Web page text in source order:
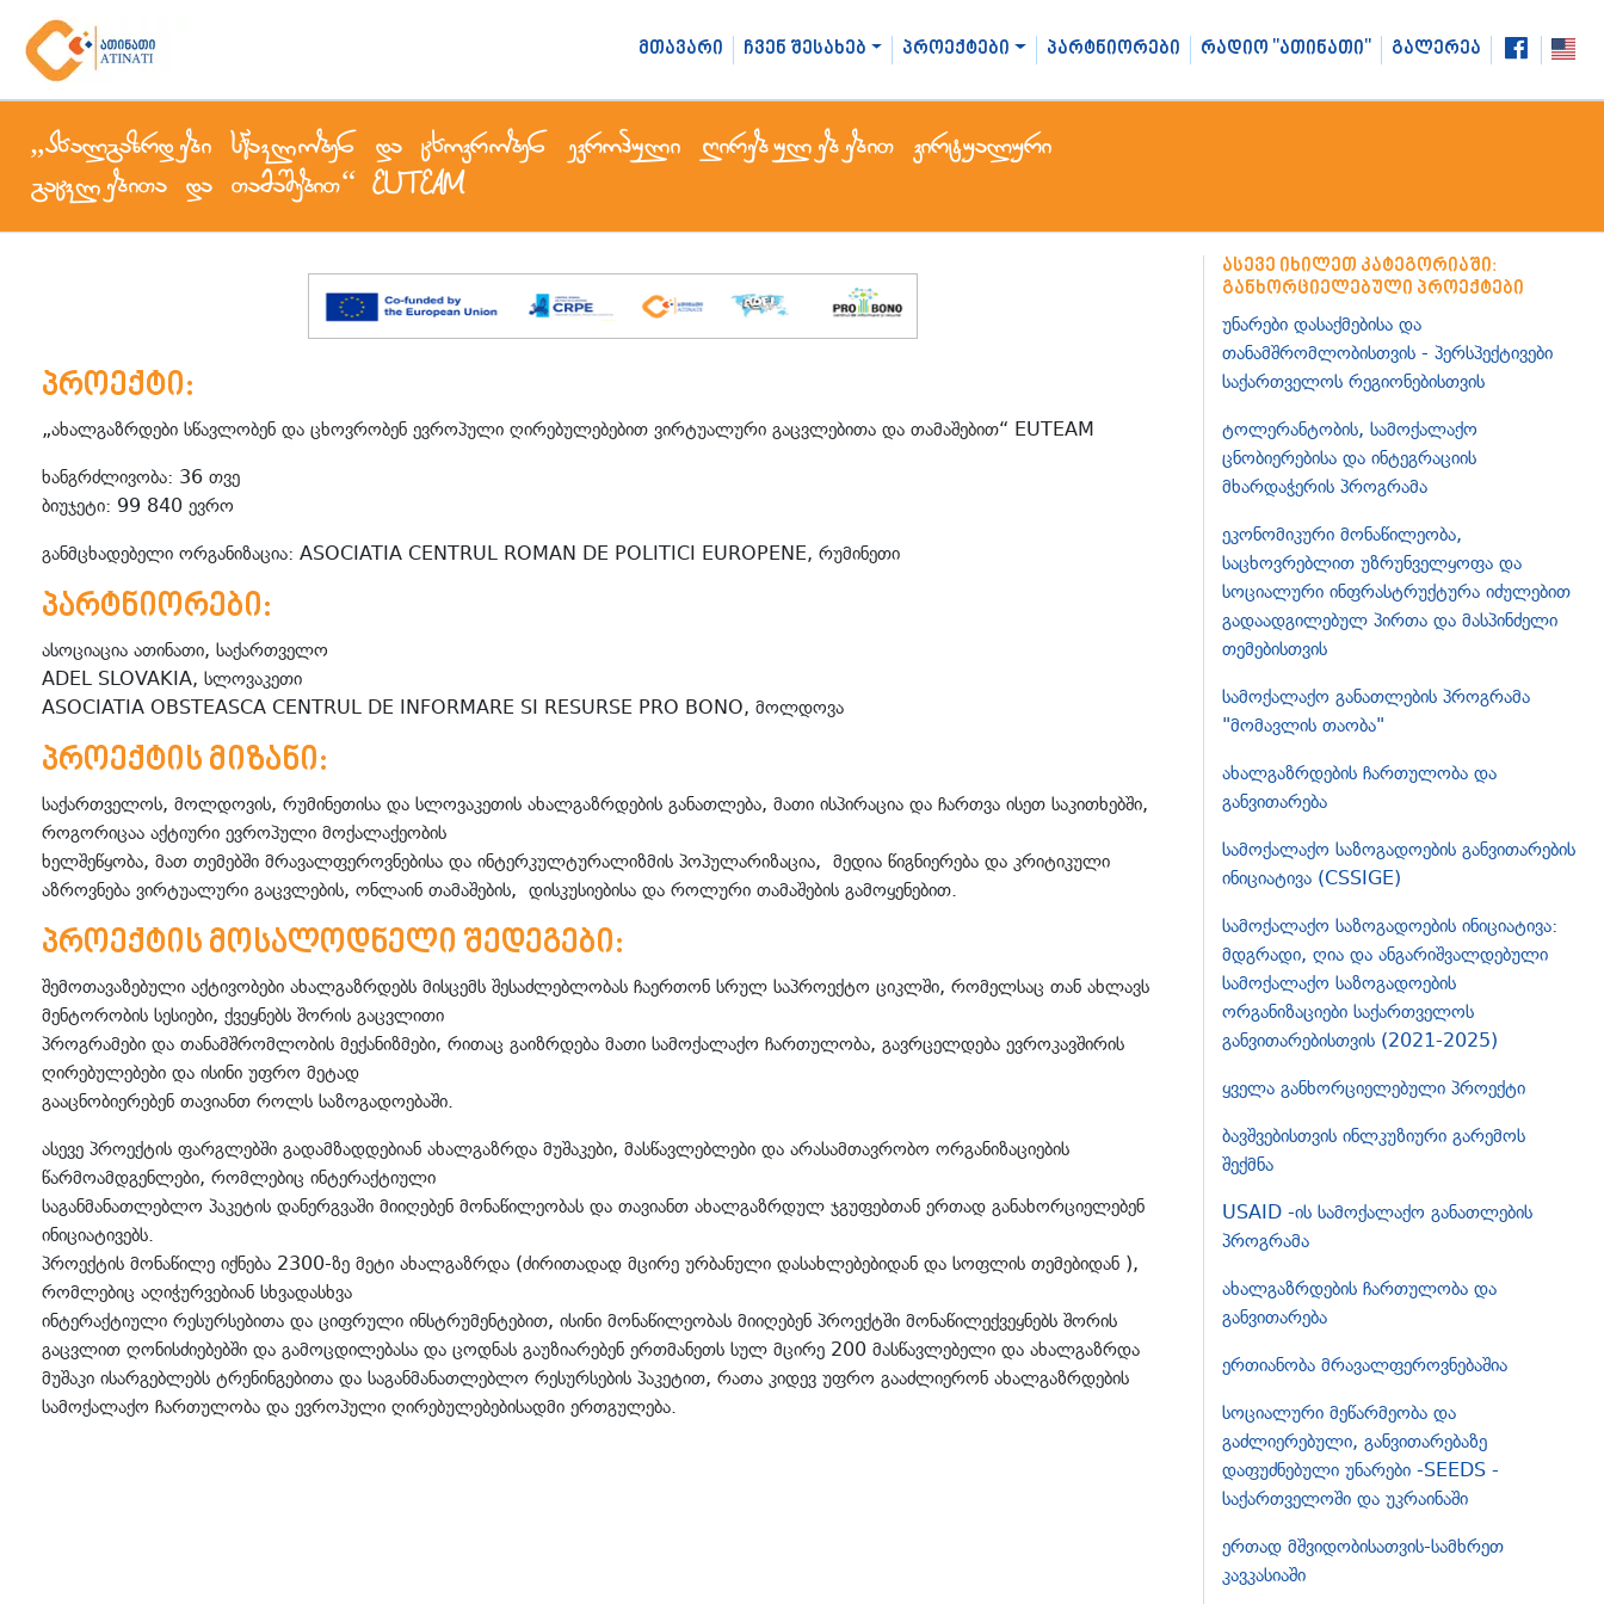
მთავარი ჩვენ შესახებ პროექტები პარტნიორები რადიო "ათინათი" გალერეა
„ახალგაზრდები სწავლობენ და ცხოვრობენ ევროპული ღირებულებებით ვირტუალური
გაცვლებითა და თამაშებით“ EUTEAM
პროექტი:
„ახალგაზრდები სწავლობენ და ცხოვრობენ ევროპული ღირებულებებით ვირტუალური გაცვლებითა და თამაშებით“ EUTEAM
ხანგრძლივობა: 36 თვე
ბიუჯეტი: 99 840 ევრო
განმცხადებელი ორგანიზაცია: ASOCIATIA CENTRUL ROMAN DE POLITICI EUROPENE, რუმინეთი
პარტნიორები:
ასოციაცია ათინათი, საქართველო
ADEL SLOVAKIA, სლოვაკეთი
ASOCIATIA OBSTEASCA CENTRUL DE INFORMARE SI RESURSE PRO BONO, მოლდოვა
პროექტის მიზანი:
საქართველოს, მოლდოვის, რუმინეთისა და სლოვაკეთის ახალგაზრდების განათლება, მათი ისპირაცია და ჩართვა ისეთ საკითხებში,
როგორიცაა აქტიური ევროპული მოქალაქეობის
ხელშეწყობა, მათ თემებში მრავალფეროვნებისა და ინტერკულტურალიზმის პოპულარიზაცია, მედია წიგნიერება და კრიტიკული
აზროვნება ვირტუალური გაცვლების, ონლაინ თამაშების, დისკუსიებისა და როლური თამაშების გამოყენებით.
პროექტის მოსალოდნელი შედეგები:
შემოთავაზებული აქტივობები ახალგაზრდებს მისცემს შესაძლებლობას ჩაერთონ სრულ საპროექტო ციკლში, რომელსაც თან ახლავს
მენტორობის სესიები, ქვეყნებს შორის გაცვლითი
პროგრამები და თანამშრომლობის მექანიზმები, რითაც გაიზრდება მათი სამოქალაქო ჩართულობა, გავრცელდება ევროკავშირის
ღირებულებები და ისინი უფრო მეტად
გააცნობიერებენ თავიანთ როლს საზოგადოებაში.
ასევე პროექტის ფარგლებში გადამზადდებიან ახალგაზრდა მუშაკები, მასწავლებლები და არასამთავრობო ორგანიზაციების
წარმოამდგენლები, რომლებიც ინტერაქტიული
საგანმანათლებლო პაკეტის დანერგვაში მიიღებენ მონაწილეობას და თავიანთ ახალგაზრდულ ჯგუფებთან ერთად განახორციელებენ
ინიციატივებს.
პროექტის მონაწილე იქნება 2300-ზე მეტი ახალგაზრდა (ძირითადად მცირე ურბანული დასახლებებიდან და სოფლის თემებიდან ),
რომლებიც აღიჭურვებიან სხვადასხვა
ინტერაქტიული რესურსებითა და ციფრული ინსტრუმენტებით, ისინი მონაწილეობას მიიღებენ პროექტში მონაწილექვეყნებს შორის
გაცვლით ღონისძიებებში და გამოცდილებასა და ცოდნას გაუზიარებენ ერთმანეთს სულ მცირე 200 მასწავლებელი და ახალგაზრდა
მუშაკი ისარგებლებს ტრენინგებითა და საგანმანათლებლო რესურსების პაკეტით, რათა კიდევ უფრო გააძლიერონ ახალგაზრდების
სამოქალაქო ჩართულობა და ევროპული ღირებულებებისადმი ერთგულება.
ასევე იხილეთ კატეგორიაში:
განხორციელებული პროექტები
უნარები დასაქმებისა და
თანამშრომლობისთვის - პერსპექტივები
საქართველოს რეგიონებისთვის
ტოლერანტობის, სამოქალაქო
ცნობიერებისა და ინტეგრაციის
მხარდაჭერის პროგრამა
ეკონომიკური მონაწილეობა,
საცხოვრებლით უზრუნველყოფა და
სოციალური ინფრასტრუქტურა იძულებით
გადაადგილებულ პირთა და მასპინძელი
თემებისთვის
სამოქალაქო განათლების პროგრამა
"მომავლის თაობა"
ახალგაზრდების ჩართულობა და
განვითარება
სამოქალაქო საზოგადოების განვითარების
ინიციატივა (CSSIGE)
სამოქალაქო საზოგადოების ინიციატივა:
მდგრადი, ღია და ანგარიშვალდებული
სამოქალაქო საზოგადოების
ორგანიზაციები საქართველოს
განვითარებისთვის (2021-2025)
ყველა განხორციელებული პროექტი
ბავშვებისთვის ინლკუზიური გარემოს
შექმნა
USAID -ის სამოქალაქო განათლების
პროგრამა
ახალგაზრდების ჩართულობა და
განვითარება
ერთიანობა მრავალფეროვნებაშია
სოციალური მეწარმეობა და
გაძლიერებული, განვითარებაზე
დაფუძნებული უნარები -SEEDS -
საქართველოში და უკრაინაში
ერთად მშვიდობისათვის-სამხრეთ
კავკასიაში